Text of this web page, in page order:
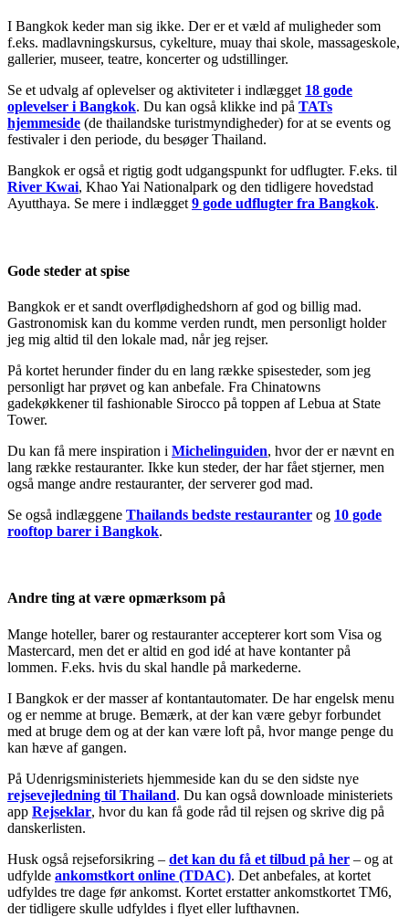
I Bangkok keder man sig ikke. Der er et væld af muligheder som
f.eks. madlavningskursus, cykelture, muay thai skole, massageskole,
gallerier, museer, teatre, koncerter og udstillinger.
Se et udvalg af oplevelser og aktiviteter i indlægget 18 gode
oplevelser i Bangkok. Du kan også klikke ind på TATs
hjemmeside (de thailandske turistmyndigheder) for at se events og
festivaler i den periode, du besøger Thailand.
Bangkok er også et rigtig godt udgangspunkt for udflugter. F.eks. til
River Kwai, Khao Yai Nationalpark og den tidligere hovedstad
Ayutthaya. Se mere i indlægget9 gode udflugter fra Bangkok.
Gode steder at spise
Bangkok er et sandt overflødighedshorn af god og billig mad.
Gastronomisk kan du komme verden rundt, men personligt holder
jeg mig altid til den lokale mad, når jeg rejser.
På kortet herunder finder du en lang række spisesteder, som jeg
personligt har prøvet og kan anbefale. Fra Chinatowns
gadekøkkener til fashionable Sirocco på toppen af Lebua at State
Tower.
Du kan få mere inspiration i Michelinguiden, hvor der er nævnt en
lang række restauranter. Ikke kun steder, der har fået stjerner, men
også mange andre restauranter, der serverer god mad.
Se også indlæggene Thailands bedste restauranter og 10 gode
rooftop barer i Bangkok.
Andre ting at være opmærksom på
Mange hoteller, barer og restauranter accepterer kort som Visa og
Mastercard, men det er altid en god idé at have kontanter på
lommen. F.eks. hvis du skal handle på markederne.
I Bangkok er der masser af kontantautomater. De har engelsk menu
og er nemme at bruge. Bemærk, at der kan være gebyr forbundet
med at bruge dem og at der kan være loft på, hvor mange penge du
kan hæve af gangen.
På Udenrigsministeriets hjemmeside kan du se den sidste nye
rejsevejledning til Thailand. Du kan også downloade ministeriets
app Rejseklar, hvor du kan få gode råd til rejsen og skrive dig på
danskerlisten.
Husk også rejseforsikring – det kan du få et tilbud på her – og at
udfylde ankomstkort online (TDAC). Det anbefales, at kortet
udfyldes tre dage før ankomst. Kortet erstatter ankomstkortet TM6,
der tidligere skulle udfyldes i flyet eller lufthavnen.